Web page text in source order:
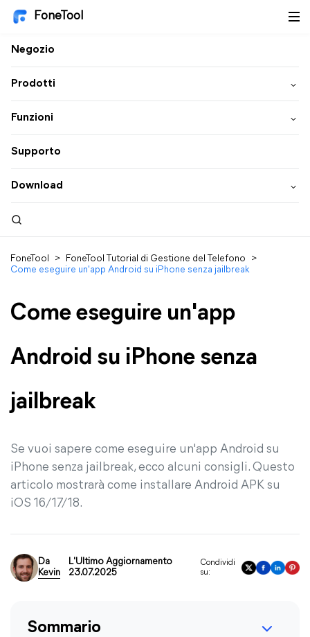
FoneTool
Negozio
Prodotti
Funzioni
Supporto
Download
FoneTool > FoneTool Tutorial di Gestione del Telefono
>
Come eseguire un'app Android su iPhone senza jailbreak
Come eseguire un'app
Android su iPhone senza
jailbreak
Se vuoi sapere come eseguire un'app Android su
iPhone senza jailbreak, ecco alcuni consigli. Questo
articolo mostrarà come installare Android APK su
iOS 16/17/18.
Da
Kevin
L'Ultimo Aggiornamento
23.07.2025
Condividi
su:
Sommario